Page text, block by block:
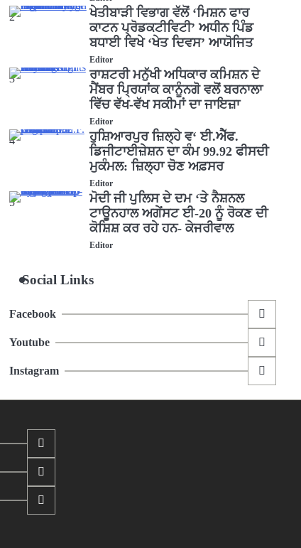
2
ਖੇਤੀਬਾੜੀ ਵਿਭਾਗ ਵੱਲੋਂ ‘ਮਿਸ਼ਨ ਫਾਰ
ਕਾਟਨ ਪ੍ਰੋਡਕਟੀਵਿਟੀ’ ਅਧੀਨ ਪਿੰਡ
ਬਧਾਈ ਵਿਖੇ ‘ਖੇਤ ਦਿਵਸ’ ਆਯੋਜਿਤ
Editor
3
ਰਾਸ਼ਟਰੀ ਮਨੁੱਖੀ ਅਧਿਕਾਰ ਕਮਿਸ਼ਨ ਦੇ
ਮੈਂਬਰ ਪ੍ਰਿਯਾਂਕ ਕਾਨੂੰਨਗੋ ਵਲੋਂ ਬਰਨਾਲਾ
ਵਿੱਚ ਵੱਖ-ਵੱਖ ਸਕੀਮਾਂ ਦਾ ਜਾਇਜ਼ਾ
Editor
4
ਹੁਸ਼ਿਆਰਪੁਰ ਜ਼ਿਲ੍ਹੇ ਵ‘ ਈ.ਐੱਫ.
ਡਿਜੀਟਾਈਜ਼ੇਸ਼ਨ ਦਾ ਕੰਮ 99.92 ਫੀਸਦੀ
ਮੁਕੰਮਲ: ਜ਼ਿਲ੍ਹਾ ਚੋਣ ਅਫ਼ਸਰ
Editor
5
ਮੋਦੀ ਜੀ ਪੁਲਿਸ ਦੇ ਦਮ ‘ਤੇ ਨੈਸ਼ਨਲ
ਟਾਊਨਹਾਲ ਅਗੇਂਸਟ ਈ-20 ਨੂੰ ਰੋਕਣ ਦੀ
ਕੋਸ਼ਿਸ਼ ਕਰ ਰਹੇ ਹਨ- ਕੇਜਰੀਵਾਲ
Editor
Social Links
Facebook
Youtube
Instagram